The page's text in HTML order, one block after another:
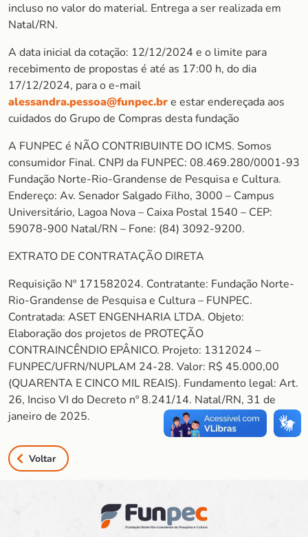
incluso no valor do material. Entrega a ser realizada em
Natal/RN.
A data inicial da cotação: 12/12/2024 e o limite para
recebimento de propostas é até as 17:00 h, do dia
17/12/2024, para o e-mail
alessandra.pessoa@funpec.bre estar endereçada aos
cuidados do Grupo de Compras desta fundação
A FUNPEC é NÃO CONTRIBUINTE DO ICMS. Somos
consumidor Final. CNPJ da FUNPEC: 08.469.280/0001-93
Fundação Norte-Rio-Grandense de Pesquisa e Cultura.
Endereço: Av. Senador Salgado Filho, 3000 – Campus
Universitário, Lagoa Nova – Caixa Postal 1540 – CEP:
59078-900 Natal/RN – Fone: (84) 3092-9200.
EXTRATO DE CONTRATAÇÃO DIRETA
Requisição Nº 171582024. Contratante: Fundação Norte-
Rio-Grandense de Pesquisa e Cultura – FUNPEC.
Contratada: ASET ENGENHARIA LTDA. Objeto:
Elaboração dos projetos de PROTEÇÃO
CONTRAINCÊNDIO EPÂNICO. Projeto: 1312024 –
FUNPEC/UFRN/NUPLAM 24-28. Valor: R$ 45.000,00
(QUARENTA E CINCO MIL REAIS). Fundamento legal: Art.
26, Inciso VI do Decreto nº 8.241/14. Natal/RN, 31 de
janeiro de 2025.
Voltar